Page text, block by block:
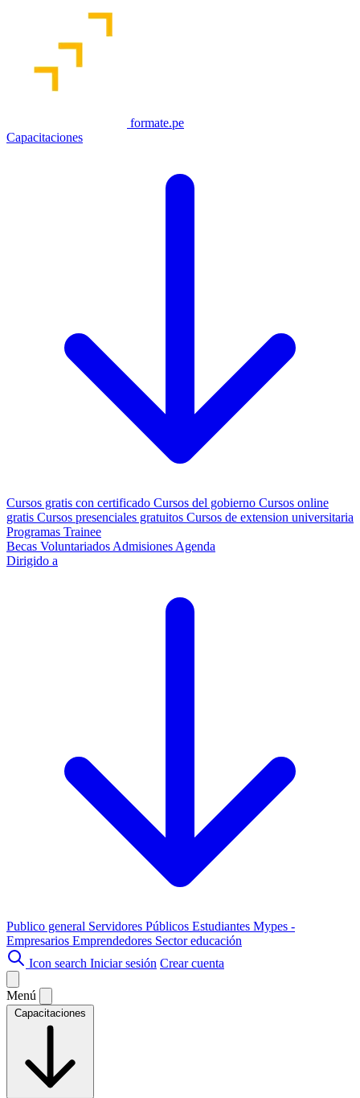
formate.pe
Capacitaciones
Cursos gratis con certificado Cursos del gobierno Cursos online
gratis Cursos presenciales gratuitos Cursos de extension universitaria
Programas Trainee
Becas Voluntariados Admisiones Agenda
Dirigido a
Publico general Servidores Públicos Estudiantes Mypes -
Empresarios Emprendedores Sector educación
Icon search Iniciar sesión Crear cuenta
Menú
Capacitaciones